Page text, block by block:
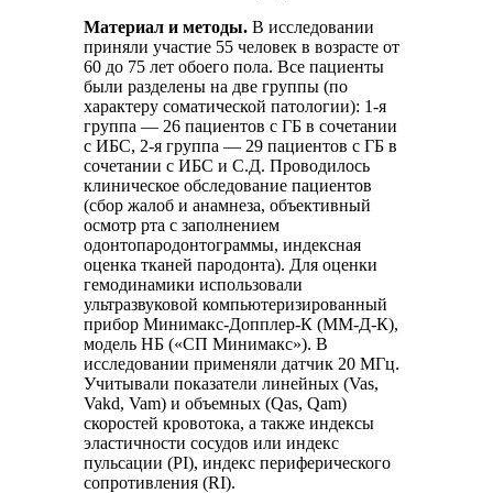
Материал и методы.В исследовании
приняли участие 55 человек в возрасте от
60 до 75 лет обоего пола. Все пациенты
были разделены на две группы (по
характеру соматической патологии): 1-я
группа — 26 пациентов с ГБ в сочетании
с ИБС, 2-я группа — 29 пациентов с ГБ в
сочетании с ИБС и С.Д. Проводилось
клиническое обследование пациентов
(сбор жалоб и анамнеза, объективный
осмотр рта с заполнением
одонтопародонтограммы, индексная
оценка тканей пародонта). Для оценки
гемодинамики использовали
ультразвуковой компьютеризированный
прибор Минимакс-Допплер-К (ММ-Д-К),
модель НБ («СП Минимакс»). В
исследовании применяли датчик 20 МГц.
Учитывали показатели линейных (Vas,
Vakd, Vam) и объемных (Qas, Qam)
скоростей кровотока, а также индексы
эластичности сосудов или индекс
пульсации (PI), индекс периферического
сопротивления (RI).